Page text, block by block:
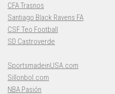
CFA Trasnos
Santiago Black Ravens FA
CSF Teo Football
SD Castroverde
SportsmadeinUSA.com
Sillonbol.com
NBA Pasión